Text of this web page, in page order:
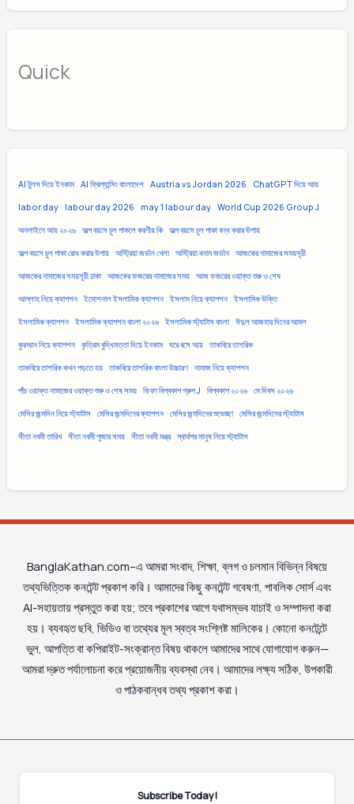
Quick
AI টুলস দিয়ে ইনকাম AI ফ্রিল্যান্সিং বাংলাদেশ Austria vs Jordan 2026 ChatGPT দিয়ে আয়
labor day labour day 2026 may 1 labour day World Cup 2026 Group J
অনলাইনে আয় ২০২৬ অল্প বয়সে চুল পাকলে করণীয় কি অল্প বয়সে চুল পাকা বন্ধ করার উপায়
অল্প বয়সে চুল পাকা রোধ করার উপায় অস্ট্রিয়া জর্ডান খেলা অস্ট্রিয়া বনাম জর্ডান আজকের নামাজের সময়সূচী
আজকের নামাজের সময়সূচী ঢাকা আজকের ফজরের নামাজের সময় আজ ফজরের ওয়াক্ত শুরু ও শেষ
আল্লাহ নিয়ে ক্যাপশন ইমোশনাল ইসলামিক ক্যাপশন ইসলাম নিয়ে ক্যাপশন ইসলামিক উক্তি
ইসলামিক ক্যাপশন ইসলামিক ক্যাপশন বাংলা ২০২৬ ইসলামিক স্ট্যাটাস বাংলা ঈদুল আজহার দিনের আমল
কুরআন নিয়ে ক্যাপশন কৃত্রিম বুদ্ধিমত্তা দিয়ে ইনকাম ঘরে বসে আয় তাকবিরে তাশরিক
তাকবিরে তাশরিক কখন পড়তে হয় তাকবিরে তাশরিক বাংলা উচ্চারণ নামাজ নিয়ে ক্যাপশন
পাঁচ ওয়াক্ত নামাজের ওয়াক্ত শুরু ও শেষ সময় ফিফা বিশ্বকাপ গ্রুপ J বিশ্বকাপ ২০২৬ মে দিবস ২০২৬
মেসির জন্মদিন নিয়ে স্ট্যাটাস মেসির জন্মদিনের ক্যাপশন মেসির জন্মদিনের শুভেচ্ছা মেসির জন্মদিনের স্ট্যাটাস
সীতা নবমী তারিখ সীতা নবমী পূজার সময় সীতা নবমী মন্ত্র স্বার্থপর মানুষ নিয়ে স্ট্যাটাস
BanglaKathan.com–এ আমরা সংবাদ, শিক্ষা, ব্লগ ও চলমান বিভিন্ন বিষয়ে
তথ্যভিত্তিক কনটেন্ট প্রকাশ করি। আমাদের কিছু কনটেন্ট গবেষণা, পাবলিক সোর্স এবং
AI-সহায়তায় প্রস্তুত করা হয়; তবে প্রকাশের আগে যথাসম্ভব যাচাই ও সম্পাদনা করা
হয়। ব্যবহৃত ছবি, ভিডিও বা তথ্যের মূল স্বত্ব সংশ্লিষ্ট মালিকের। কোনো কনটেন্টে
ভুল, আপত্তি বা কপিরাইট-সংক্রান্ত বিষয় থাকলে আমাদের সাথে যোগাযোগ করুন—
আমরা দ্রুত পর্যালোচনা করে প্রয়োজনীয় ব্যবস্থা নেব। আমাদের লক্ষ্য সঠিক, উপকারী
ও পাঠকবান্ধব তথ্য প্রকাশ করা।
Subscribe Today!